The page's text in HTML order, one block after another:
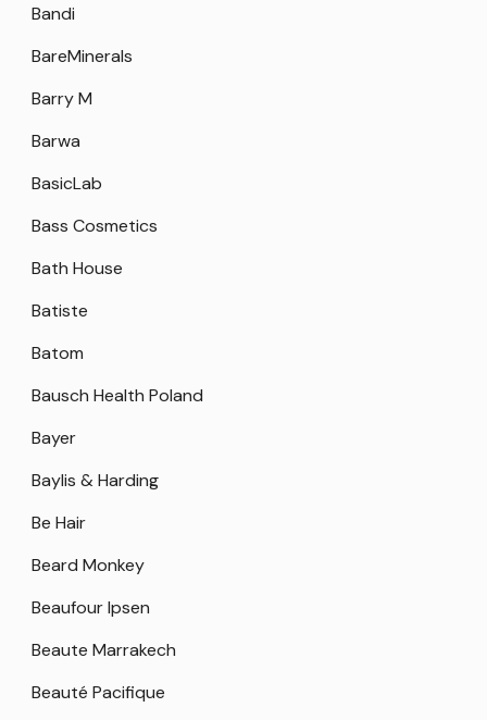
Bandi
BareMinerals
Barry M
Barwa
BasicLab
Bass Cosmetics
Bath House
Batiste
Batom
Bausch Health Poland
Bayer
Baylis & Harding
Be Hair
Beard Monkey
Beaufour Ipsen
Beaute Marrakech
Beauté Pacifique